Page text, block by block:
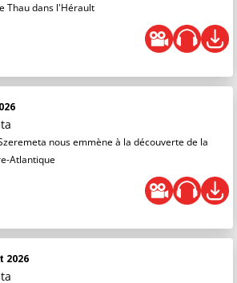
Thau dans l'Hérault
nous emmène à la découverte de la
Atlantique
2026